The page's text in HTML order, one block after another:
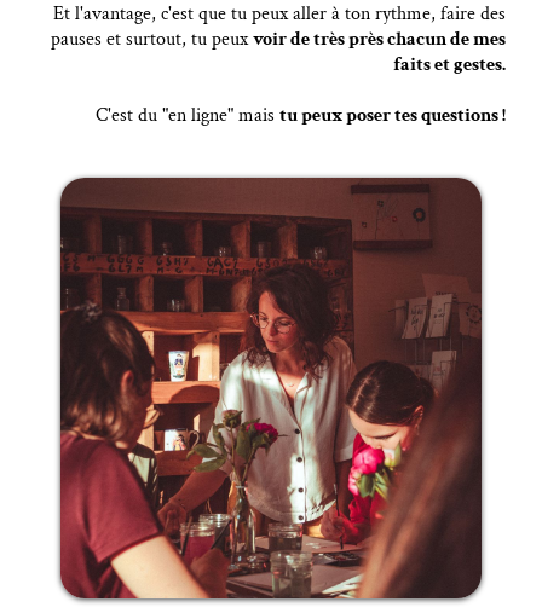
Et l'avantage, c'est que tu peux aller à ton rythme, faire des
pauses et surtout, tu peuxvoir de très près chacun de mes
faits et gestes.
C'est du "en ligne" mais tu peux poser tes questions !